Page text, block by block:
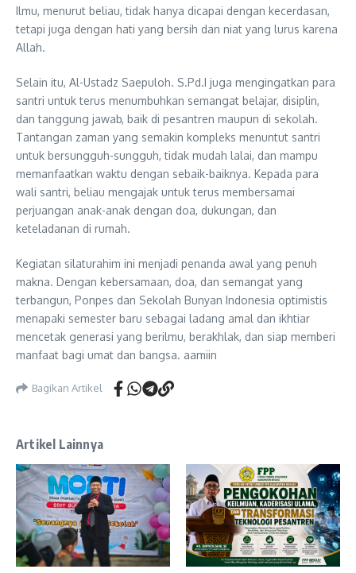
Ilmu, menurut beliau, tidak hanya dicapai dengan kecerdasan,
tetapi juga dengan hati yang bersih dan niat yang lurus karena
Allah.
Selain itu, Al-Ustadz Saepuloh. S.Pd.I juga mengingatkan para
santri untuk terus menumbuhkan semangat belajar, disiplin,
dan tanggung jawab, baik di pesantren maupun di sekolah.
Tantangan zaman yang semakin kompleks menuntut santri
untuk bersungguh-sungguh, tidak mudah lalai, dan mampu
memanfaatkan waktu dengan sebaik-baiknya. Kepada para
wali santri, beliau mengajak untuk terus membersamai
perjuangan anak-anak dengan doa, dukungan, dan
keteladanan di rumah.
Kegiatan silaturahim ini menjadi penanda awal yang penuh
makna. Dengan kebersamaan, doa, dan semangat yang
terbangun, Ponpes dan Sekolah Bunyan Indonesia optimistis
menapaki semester baru sebagai ladang amal dan ikhtiar
mencetak generasi yang berilmu, berakhlak, dan siap memberi
manfaat bagi umat dan bangsa. aamiin
Bagikan Artikel
Artikel Lainnya